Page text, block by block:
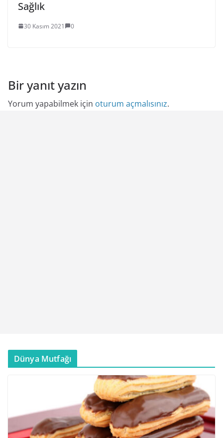
Sağlık
30 Kasım 2021 0
Bir yanıt yazın
Yorum yapabilmek için oturum açmalısınız.
Dünya Mutfağı